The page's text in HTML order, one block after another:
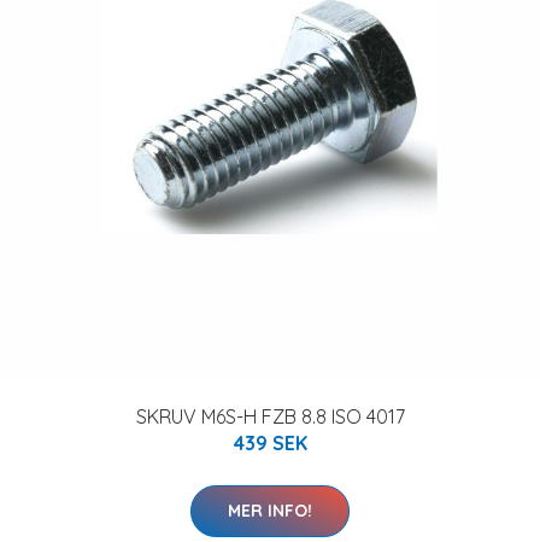
SKRUV M6S-H FZB 8.8 ISO 4017
439 SEK
MER INFO!